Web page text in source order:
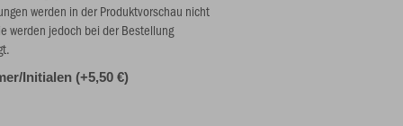
werden in der Produktvorschau nicht
werden jedoch bei der Bestellung
Initialen (+5,50 €)